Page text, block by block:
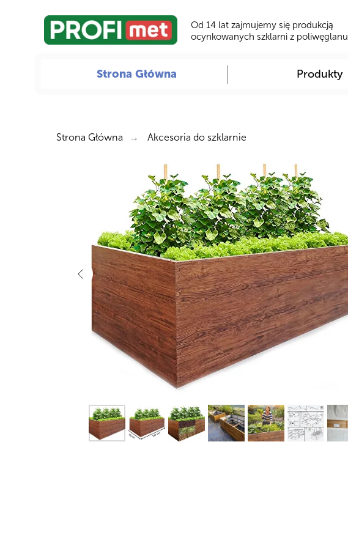
Od 14 lat zajmujemy się produkcją
ocynkowanych szklarni z poliwęglanu
Produkty
Strona Główna
Strona Główna → Akcesoria do szklarnie